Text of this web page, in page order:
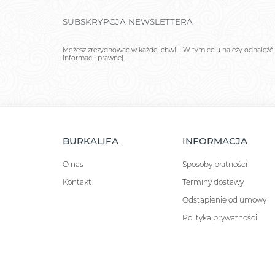
SUBSKRYPCJA NEWSLETTERA
Możesz zrezygnować w każdej chwili. W tym celu należy odnaleźć
informacji prawnej.
BURKALIFA
O nas
Kontakt
INFORMACJA
Sposoby płatności
Terminy dostawy
Odstąpienie od umowy
Polityka prywatności